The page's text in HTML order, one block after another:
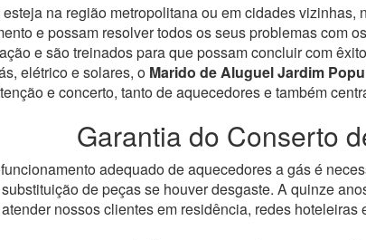
na região metropolitana ou em cidades
e possam resolver todos os seus problemas com
e são treinados para que possam concluir com
elétrico e solares, o Marido de Aluguel Jardim
e concerto, tanto de aquecedores e também
Garantia do Conserto
adequado de aquecedores a gás é
de peças se houver desgaste. A quinze
nossos clientes em residência, redes hoteleiras